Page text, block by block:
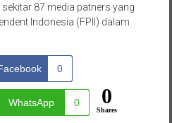
87 media patners yang
Indonesia (FPII) dalam
0
WhatsApp 0 0
Shares